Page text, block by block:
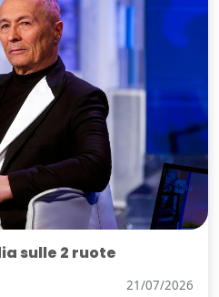
sulle 2 ruote
21/07/2026